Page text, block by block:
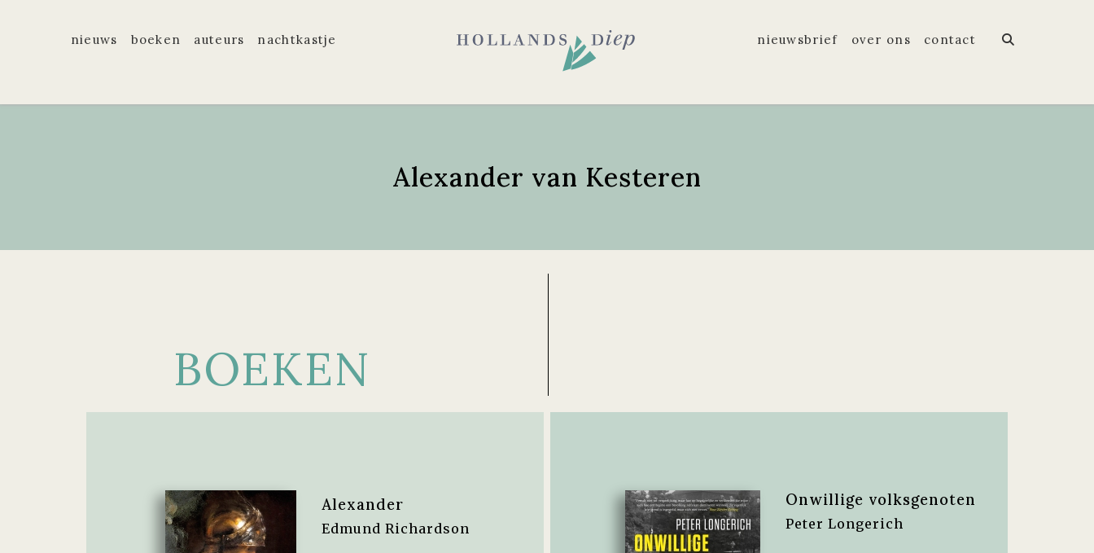
nieuws boeken auteurs nachtkastje nieuwsbrief over ons contact
Alexander van Kesteren
BOEKEN
Alexander
Edmund Richardson
Onwillige volksgenoten
Peter Longerich